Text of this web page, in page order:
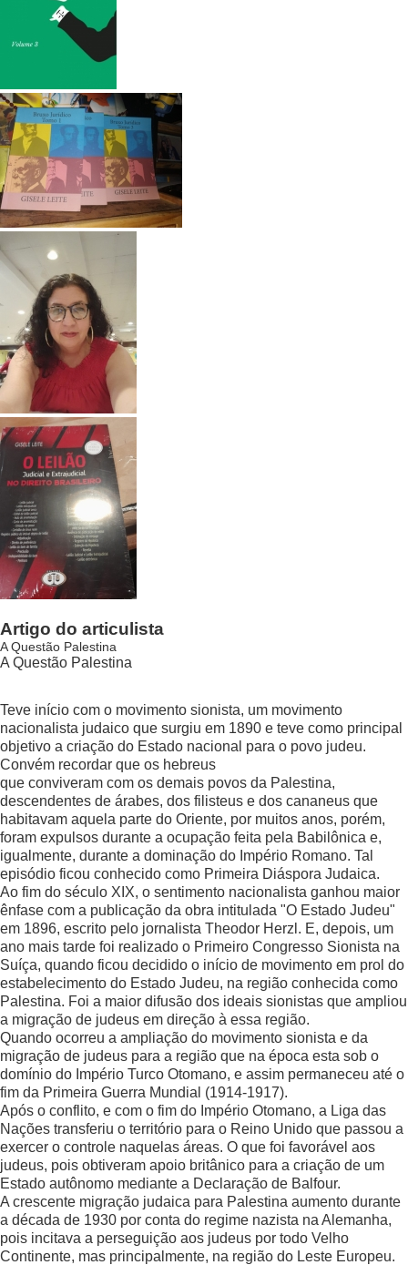
Artigo do articulista
A Questão Palestina
A Questão Palestina
Teve início com o movimento sionista, um movimento
nacionalista judaico que surgiu em 1890 e teve como principal
objetivo a criação do Estado nacional para o povo judeu.
Convém recordar que os hebreus
que conviveram com os demais povos da Palestina,
descendentes de árabes, dos filisteus e dos cananeus que
habitavam aquela parte do Oriente, por muitos anos, porém,
foram expulsos durante a ocupação feita pela Babilônica e,
igualmente, durante a dominação do Império Romano. Tal
episódio ficou conhecido como Primeira Diáspora Judaica.
Ao fim do século XIX, o sentimento nacionalista ganhou maior
ênfase com a publicação da obra intitulada "O Estado Judeu"
em 1896, escrito pelo jornalista Theodor Herzl. E, depois, um
ano mais tarde foi realizado o Primeiro Congresso Sionista na
Suíça, quando ficou decidido o início de movimento em prol do
estabelecimento do Estado Judeu, na região conhecida como
Palestina. Foi a maior difusão dos ideais sionistas que ampliou
a migração de judeus em direção à essa região.
Quando ocorreu a ampliação do movimento sionista e da
migração de judeus para a região que na época esta sob o
domínio do Império Turco Otomano, e assim permaneceu até o
fim da Primeira Guerra Mundial (1914-1917).
Após o conflito, e com o fim do Império Otomano, a Liga das
Nações transferiu o território para o Reino Unido que passou a
exercer o controle naquelas áreas. O que foi favorável aos
judeus, pois obtiveram apoio britânico para a criação de um
Estado autônomo mediante a Declaração de Balfour.
A crescente migração judaica para Palestina aumento durante
a década de 1930 por conta do regime nazista na Alemanha,
pois incitava a perseguição aos judeus por todo Velho
Continente, mas principalmente, na região do Leste Europeu.